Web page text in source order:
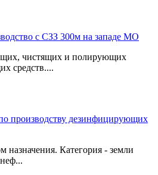
с СЗЗ 300м на западе МО
чистящих и полирующих
средств....
производству дезинфицирующих
назначения. Категория - земли